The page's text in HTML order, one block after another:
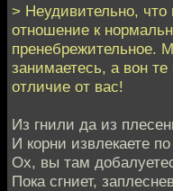
> Неудивительно, что
отношение к
пренебрежительное.
занимаетесь, а вон
отличие от вас!
Из гнили да из
И корни извлекаете
Ох, вы там
Пока сгниет,